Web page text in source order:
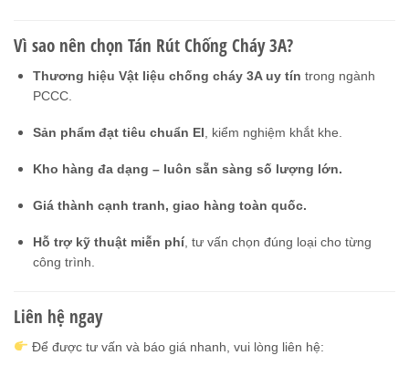
Vì sao nên chọn Tán Rút Chống Cháy 3A?
Thương hiệu Vật liệu chống cháy 3A uy tín trong ngành
PCCC.
Sản phẩm đạt tiêu chuẩn EI , kiểm nghiệm khắt khe.
Kho hàng đa dạng – luôn sẵn sàng số lượng lớn.
Giá thành cạnh tranh, giao hàng toàn quốc.
Hỗ trợ kỹ thuật miễn phí, tư vấn chọn đúng loại cho từng
công trình.
Liên hệ ngay
Để được tư vấn và báo giá nhanh, vui lòng liên hệ: